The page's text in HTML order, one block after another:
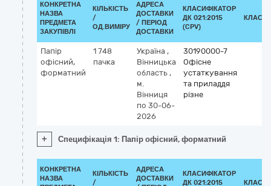
КОНКРЕТНА
НАЗВА
ПРЕДМЕТА
ЗАКУПІВЛІ
КІЛЬКІСТЬ
/
ОД.ВИМІРУ
АДРЕСА
ДОСТАВКИ
/ ПЕРІОД
ДОСТАВКИ
КЛАСИФІКАТОР
ДК 021:2015
(CPV)
Папір
офісний,
форматний
1 748
пачка
Україна ,
Вінницька
область ,
м.
Вінниця
по 30-06-
2026
30190000-7
Офісне
устаткування
та приладдя
різне
+ Специфікація 1: Папір офісний, форматний
КОНКРЕТНА
НАЗВА
КІЛЬКІСТЬ
/
АДРЕСА
ДОСТАВКИ
КЛАСИФІКАТОР
ДК 021:2015